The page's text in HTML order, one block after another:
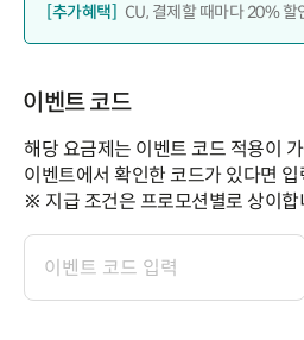
[추가혜택]
CU, 결제할 때마다 20% 할
이벤트 코드
해당 요금제는 이벤트 코드 적용이
이벤트에서 확인한 코드가 있다면
※ 지급 조건은 프로모션별로 상이합
이
벤